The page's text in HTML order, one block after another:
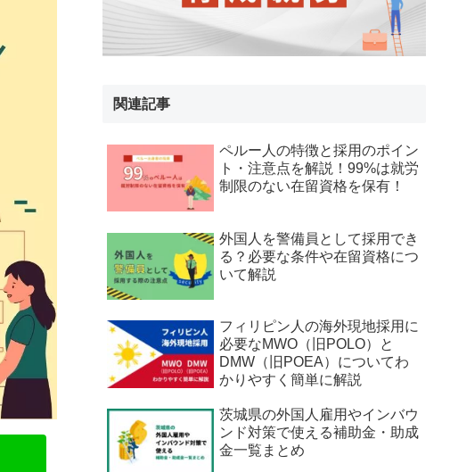
関連記事
ペルー人の特徴と採用のポイン
ト・注意点を解説！99%は就労
制限のない在留資格を保有！
外国人を警備員として採用でき
る？必要な条件や在留資格につ
いて解説
フィリピン人の海外現地採用に
必要なMWO（旧POLO）と
DMW（旧POEA）についてわ
かりやすく簡単に解説
茨城県の外国人雇用やインバウ
ンド対策で使える補助金・助成
金一覧まとめ